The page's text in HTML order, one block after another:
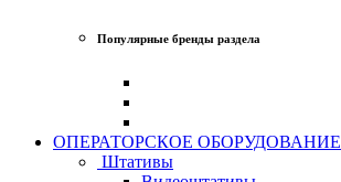
Популярные бренды раздела
ОПЕРАТОРСКОЕ ОБОРУДОВАНИЕ
Штативы